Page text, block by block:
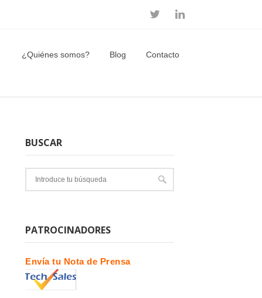
¿Quiénes somos? Blog Contacto
BUSCAR
PATROCINADORES
Envía tu Nota de Prensa